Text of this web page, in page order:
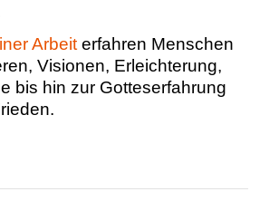
Arbeiterfahren Menschen
Visionen, Erleichterung,
bis hin zur Gotteserfahrung